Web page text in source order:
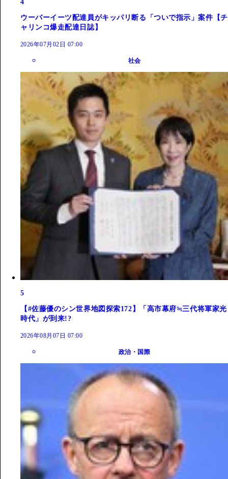
4
ウーバーイーツ配達員がキッパリ断る「ついで指示」案件【チ
ャリンコ爆走配達日誌】
2026年07月02日 07:00
社会
5
【#佐藤優のシン世界地図探索172】「高市幕府≒三代将軍家光
時代」が到来!?
2026年08月07日 07:00
政治・国際